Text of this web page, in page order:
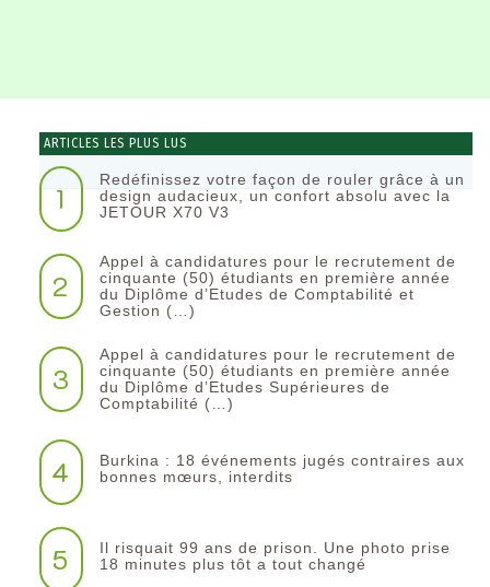
ARTICLES LES PLUS LUS
1
Redéfinissez votre façon de rouler grâce à un
design audacieux, un confort absolu avec la
JETOUR X70 V3
2
Appel à candidatures pour le recrutement de
cinquante (50) étudiants en première année
du Diplôme d’Etudes de Comptabilité et
Gestion (…)
3
Appel à candidatures pour le recrutement de
cinquante (50) étudiants en première année
du Diplôme d’Etudes Supérieures de
Comptabilité (…)
4
Burkina : 18 événements jugés contraires aux
bonnes mœurs, interdits
5
Il risquait 99 ans de prison. Une photo prise
18 minutes plus tôt a tout changé